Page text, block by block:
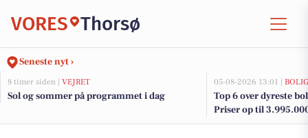
VORES Thorsø
Seneste nyt ›
8 timer siden | VEJRET
Sol og sommer på programmet i dag
05-08-2026 13:01 |
Top 6 over dyreste
Priser op til